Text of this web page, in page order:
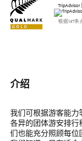
根据147条
介绍
我们可根据游客能力
各异的团体游安排行
们也能充分照顾每位